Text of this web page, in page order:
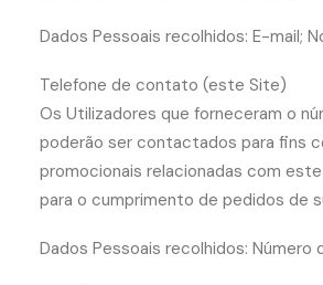
Dados Pessoais recolhidos: E-mail;
Telefone de contato (este Site)
Os Utilizadores que forneceram o
poderão ser contactados para fins
promocionais relacionadas com
para o cumprimento de pedidos de
Dados Pessoais recolhidos: Número